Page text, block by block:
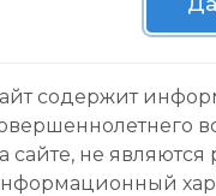
содержит
сайте, не